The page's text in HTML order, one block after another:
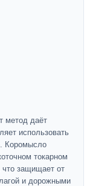
метод даёт
использовать
Коромысло
токарном
что защищает от
и дорожными